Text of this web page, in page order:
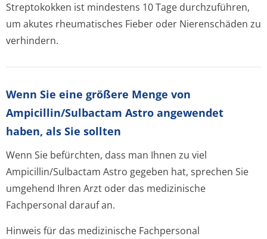
Streptokokken ist mindestens 10 Tage durchzuführen,
um akutes rheumatisches Fieber oder Nierenschäden zu
verhindern.
Wenn Sie eine größere Menge von
Ampicillin/Sul­bactam Astro angewendet
haben, als Sie sollten
Wenn Sie befürchten, dass man Ihnen zu viel
Ampicillin/Sul­bactam Astro gegeben hat, sprechen Sie
umgehend Ihren Arzt oder das medizinische
Fachpersonal darauf an.
Hinweis für das medizinische Fachpersonal